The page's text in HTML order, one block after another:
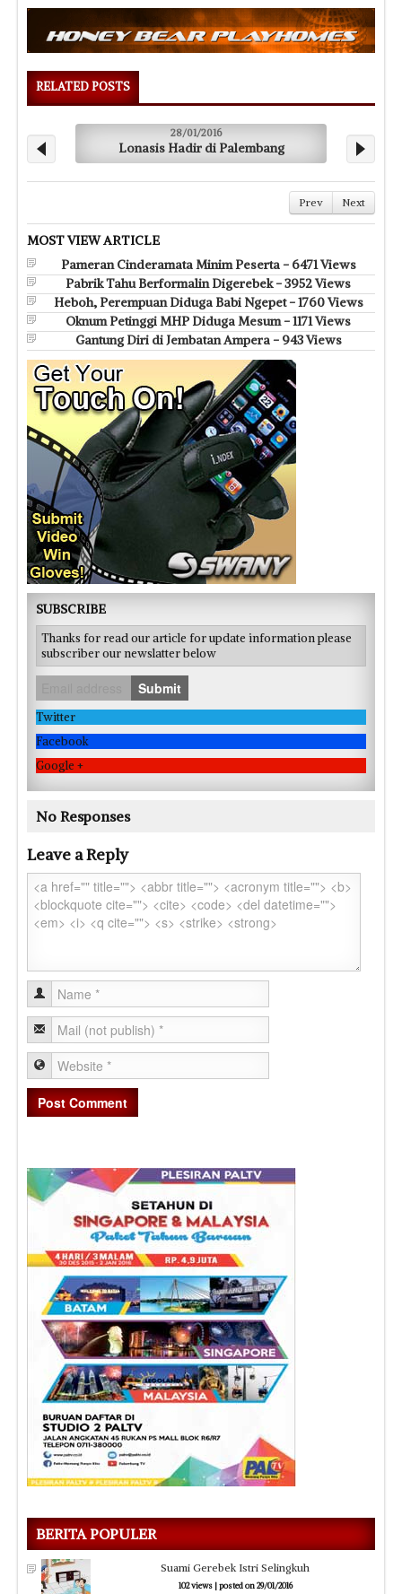
RELATED POSTS
Lonasis Hadir di Palembang SMart
Prev Next
MOST VIEW ARTICLE
Pameran Cinderamata Minim Peserta - 6471 Views
Pabrik Tahu Berformalin Digerebek - 3952 Views
Heboh, Perempuan Diduga Babi Ngepet - 1760 Views
Oknum Petinggi MHP Diduga Mesum - 1171 Views
Gantung Diri di Jembatan Ampera - 943 Views
SUBSCRIBE
Thanks for read our article for update information please
subscriber our newslatter below
Submit
Twitter
Facebook
Google +
No Responses
Leave a Reply
BERITA POPULER
Suami Gerebek Istri Selingkuh
102 views|posted on 29/01/2016